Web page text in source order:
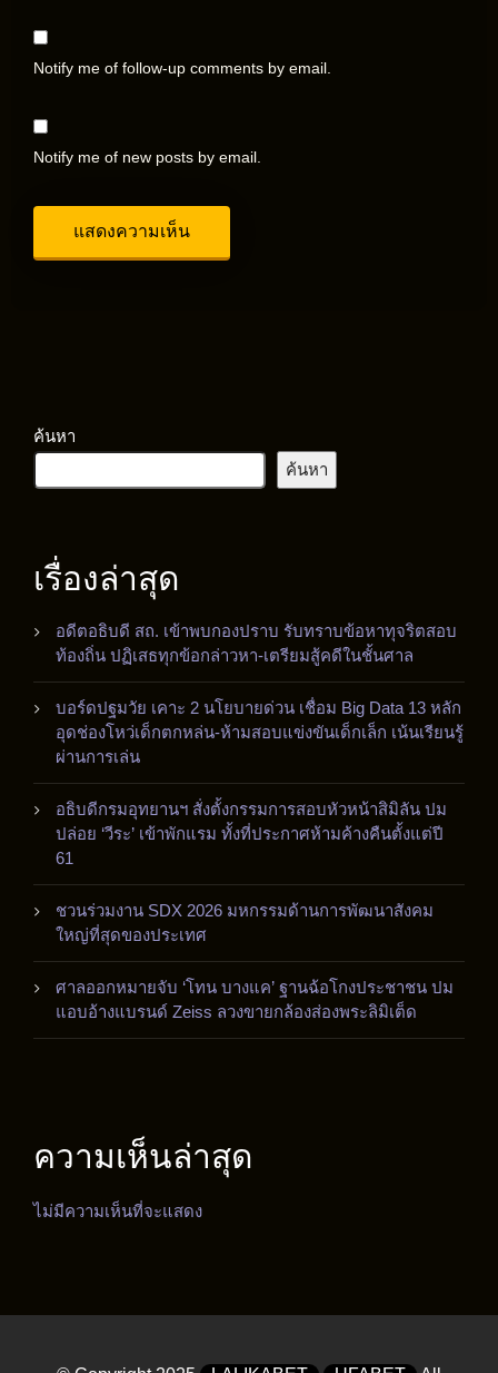
Notify me of follow-up comments by email.
Notify me of new posts by email.
ค้นหา
ค้นหา
เรื่องล่าสุด
อดีตอธิบดี สถ. เข้าพบกองปราบ รับทราบข้อหาทุจริตสอบ
ท้องถิ่น ปฏิเสธทุกข้อกล่าวหา-เตรียมสู้คดีในชั้นศาล
บอร์ดปฐมวัย เคาะ 2 นโยบายด่วน เชื่อม Big Data 13 หลัก
อุดช่องโหว่เด็กตกหล่น-ห้ามสอบแข่งขันเด็กเล็ก เน้นเรียนรู้
ผ่านการเล่น
อธิบดีกรมอุทยานฯ สั่งตั้งกรรมการสอบหัวหน้าสิมิลัน ปม
ปล่อย ‘วีระ’ เข้าพักแรม ทั้งที่ประกาศห้ามค้างคืนตั้งแต่ปี
61
ชวนร่วมงาน SDX 2026 มหกรรมด้านการพัฒนาสังคม
ใหญ่ที่สุดของประเทศ
ศาลออกหมายจับ ‘โทน บางแค’ ฐานฉ้อโกงประชาชน ปม
แอบอ้างแบรนด์ Zeiss ลวงขายกล้องส่องพระลิมิเต็ด
ความเห็นล่าสุด
ไม่มีความเห็นที่จะแสดง